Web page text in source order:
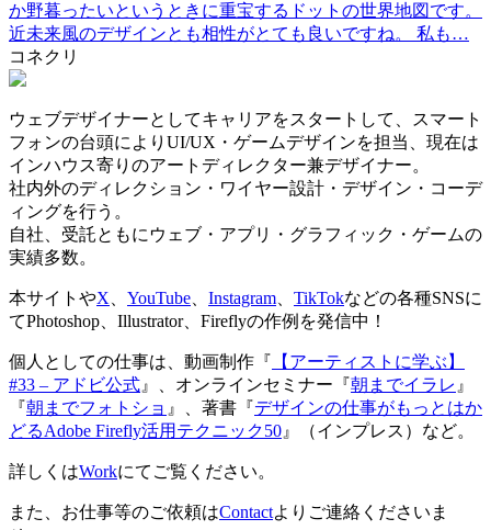
か野暮ったいというときに重宝するドットの世界地図です。
近未来風のデザインとも相性がとても良いですね。 私も…
コネクリ
ウェブデザイナーとしてキャリアをスタートして、スマート
フォンの台頭によりUI/UX・ゲームデザインを担当、現在は
インハウス寄りのアートディレクター兼デザイナー。
社内外のディレクション・ワイヤー設計・デザイン・コーデ
ィングを行う。
自社、受託ともにウェブ・アプリ・グラフィック・ゲームの
実績多数。
本サイトやX YouTube Instagram TikTokなどの各種SNSに
てPhotoshop、Illustrator、Fireflyの作例を発信中！
個人としての仕事は、動画制作『 【アーティストに学ぶ】
#33 – アドビ公式 』、オンラインセミナー『朝までイラレ 』
『朝までフォトショ 』、著書『デザインの仕事がもっとはか
どるAdobe Firefly活用テクニック50 』（インプレス）など。
詳しくはWorkにてご覧ください。
また、お仕事等のご依頼はContactよりご連絡くださいま